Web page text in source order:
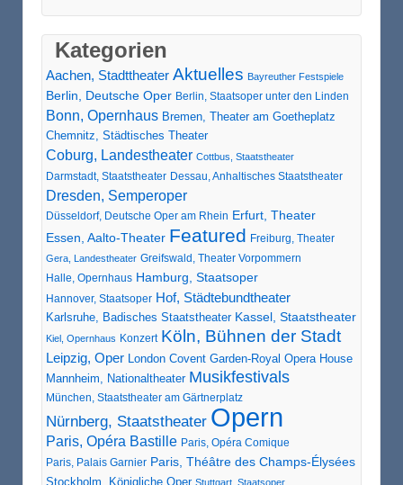
Kategorien
Aachen, Stadttheater Aktuelles Bayreuther Festspiele
Berlin, Deutsche Oper Berlin, Staatsoper unter den Linden
Bonn, Opernhaus Bremen, Theater am Goetheplatz
Chemnitz, Städtisches Theater
Coburg, Landestheater Cottbus, Staatstheater
Darmstadt, Staatstheater Dessau, Anhaltisches Staatstheater
Dresden, Semperoper
Düsseldorf, Deutsche Oper am Rhein Erfurt, Theater
Essen, Aalto-Theater Featured Freiburg, Theater
Gera, Landestheater Greifswald, Theater Vorpommern
Halle, Opernhaus Hamburg, Staatsoper
Hannover, Staatsoper Hof, Städtebundtheater
Karlsruhe, Badisches Staatstheater Kassel, Staatstheater
Kiel, Opernhaus Konzert Köln, Bühnen der Stadt
Leipzig, Oper
London Covent Garden-Royal Opera House
Mannheim, Nationaltheater Musikfestivals
München, Staatstheater am Gärtnerplatz
Nürnberg, Staatstheater Opern
Paris, Opéra Bastille Paris, Opéra Comique
Paris, Palais Garnier Paris, Théâtre des Champs-Élysées
Stockholm, Königliche Oper Stuttgart, Staatsoper